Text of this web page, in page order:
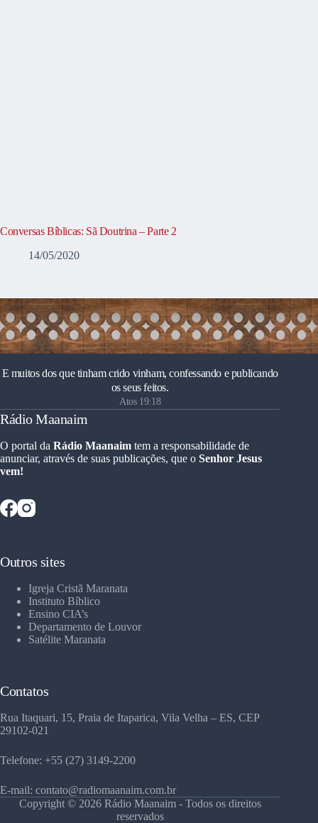
Conversas Bíblicas: Sã Doutrina – Parte 2
14/05/2020
E muitos dos que tinham crido vinham, confessando e publicando
os seus feitos.
Atos 19:18
Rádio Maanaim
O portal da Rádio Maanaim tem a responsabilidade de
anunciar, através de suas publicações, que o Senhor Jesus
vem!
Outros sites
Igreja Cristã Maranata
Instituto Bíblico
Ensino CIA’s
Departamento de Louvor
Satélite Maranata
Contatos
Rua Itaquari, 15, Praia de Itaparica, Vila Velha – ES, CEP
29102-021
Telefone: +55 (27) 3149-2200
E-mail: contato@radiomaanaim.com.br
Copyright © 2026 Rádio Maanaim - Todos os direitos
reservados